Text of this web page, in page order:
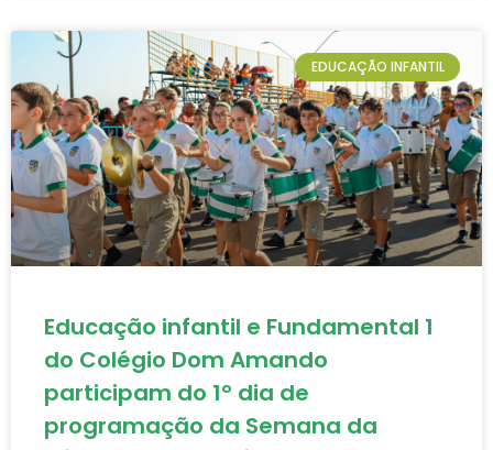
EDUCAÇÃO INFANTIL
Educação infantil e Fundamental 1
do Colégio Dom Amando
participam do 1º dia de
programação da Semana da